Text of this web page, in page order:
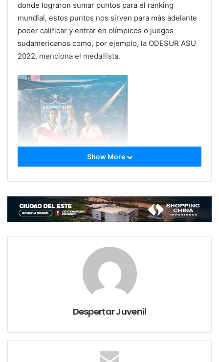
donde lograron sumar puntos para el ranking
mundial, estos puntos nos sirven para más adelante
poder calificar y entrar en olímpicos o juegos
sudamericanos como, por ejemplo, la ODESUR ASU
2022, menciona el medallista.
vecino fue encabezada por el maestro y Pastor
William Kim, el mismo con espíritu cristiano
agradece y expresa emocionado la satisfacción del
logro que obtuvieron en representación de Paraguay
en la competencia internacional, logro que pudieron
realizar con mucho esfuerzo y recursos propios.
de 3 varones y 4 mujeres conquistando varias
Show More
Despertar Juvenil